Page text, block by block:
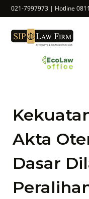
021-7997973 | Hotline
Akta
Dasar